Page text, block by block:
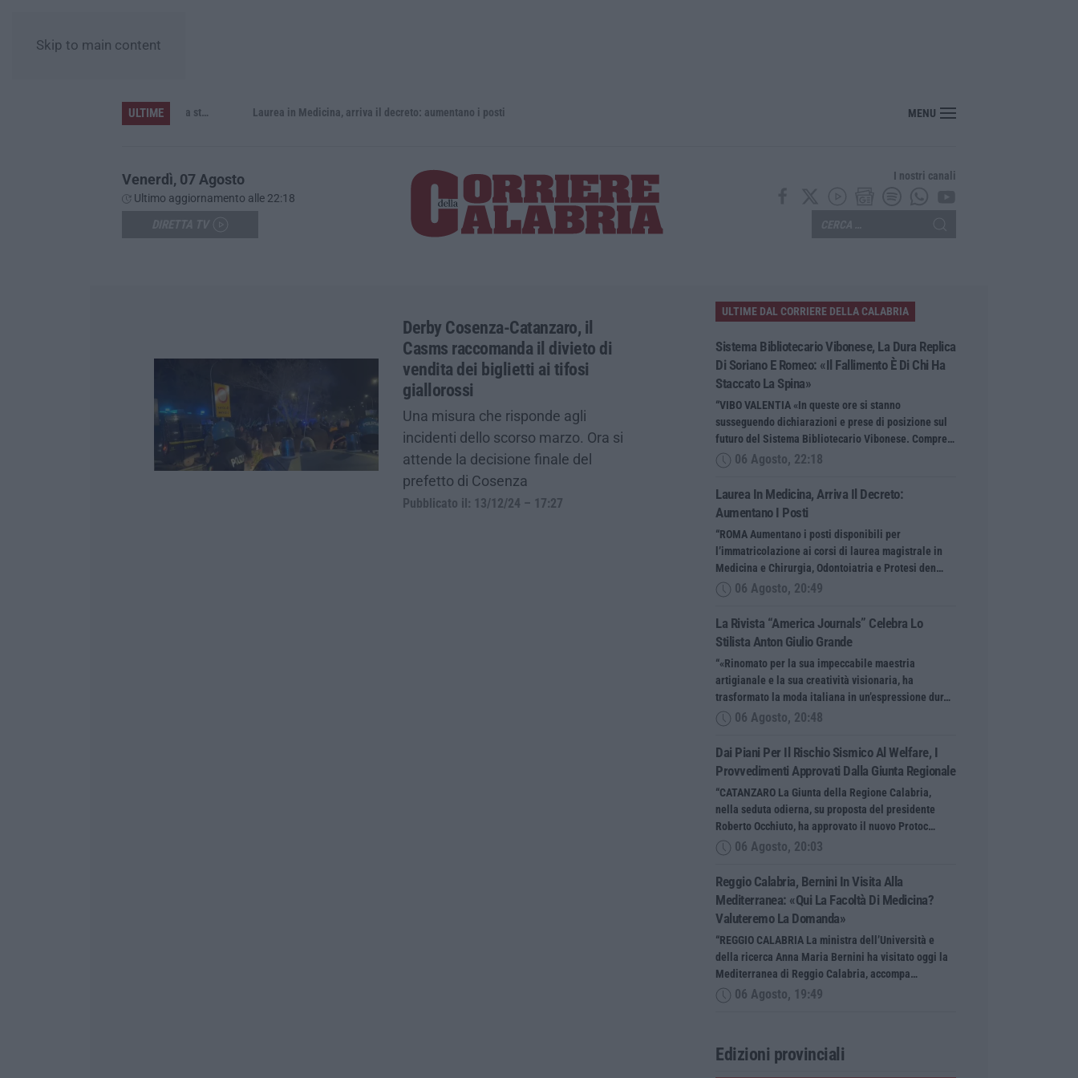
Skip to main content
ULTIME
Sistema bibliotecario vibonese, la dura replica di Soriano e Romeo: «Il fallimento è di chi ha staccato la spina» Laurea in Medicina, arriva il decreto: aumentano i posti La rivista “America Journals” celebra lo stilista Anton Giulio Grande
MENU
Venerdì, 07 Agosto
Ultimo aggiornamento alle 22:18
I nostri canali
Derby Cosenza-Catanzaro, il
Casms raccomanda il divieto di
vendita dei biglietti ai tifosi
giallorossi
Una misura che risponde agli
incidenti dello scorso marzo. Ora si
attende la decisione finale del
prefetto di Cosenza
Pubblicato il: 13/12/24 – 17:27
ULTIME DAL CORRIERE DELLA CALABRIA
Sistema Bibliotecario Vibonese, La Dura Replica
Di Soriano E Romeo: «Il Fallimento È Di Chi Ha
Staccato La Spina»
“VIBO VALENTIA «In queste ore si stanno
susseguendo dichiarazioni e prese di posizione sul
futuro del Sistema Bibliotecario Vibonese. Compre…
06 Agosto, 22:18
Laurea In Medicina, Arriva Il Decreto:
Aumentano I Posti
“ROMA Aumentano i posti disponibili per
l’immatricolazione ai corsi di laurea magistrale in
Medicina e Chirurgia, Odontoiatria e Protesi den…
06 Agosto, 20:49
La Rivista “America Journals” Celebra Lo
Stilista Anton Giulio Grande
“«Rinomato per la sua impeccabile maestria
artigianale e la sua creatività visionaria, ha
trasformato la moda italiana in un’espressione dur…
06 Agosto, 20:48
Dai Piani Per Il Rischio Sismico Al Welfare, I
Provvedimenti Approvati Dalla Giunta Regionale
“CATANZARO La Giunta della Regione Calabria,
nella seduta odierna, su proposta del presidente
Roberto Occhiuto, ha approvato il nuovo Protoc…
06 Agosto, 20:03
Reggio Calabria, Bernini In Visita Alla
Mediterranea: «Qui La Facoltà Di Medicina?
Valuteremo La Domanda»
“REGGIO CALABRIA La ministra dell’Università e
della ricerca Anna Maria Bernini ha visitato oggi la
Mediterranea di Reggio Calabria, accompa…
06 Agosto, 19:49
Edizioni provinciali